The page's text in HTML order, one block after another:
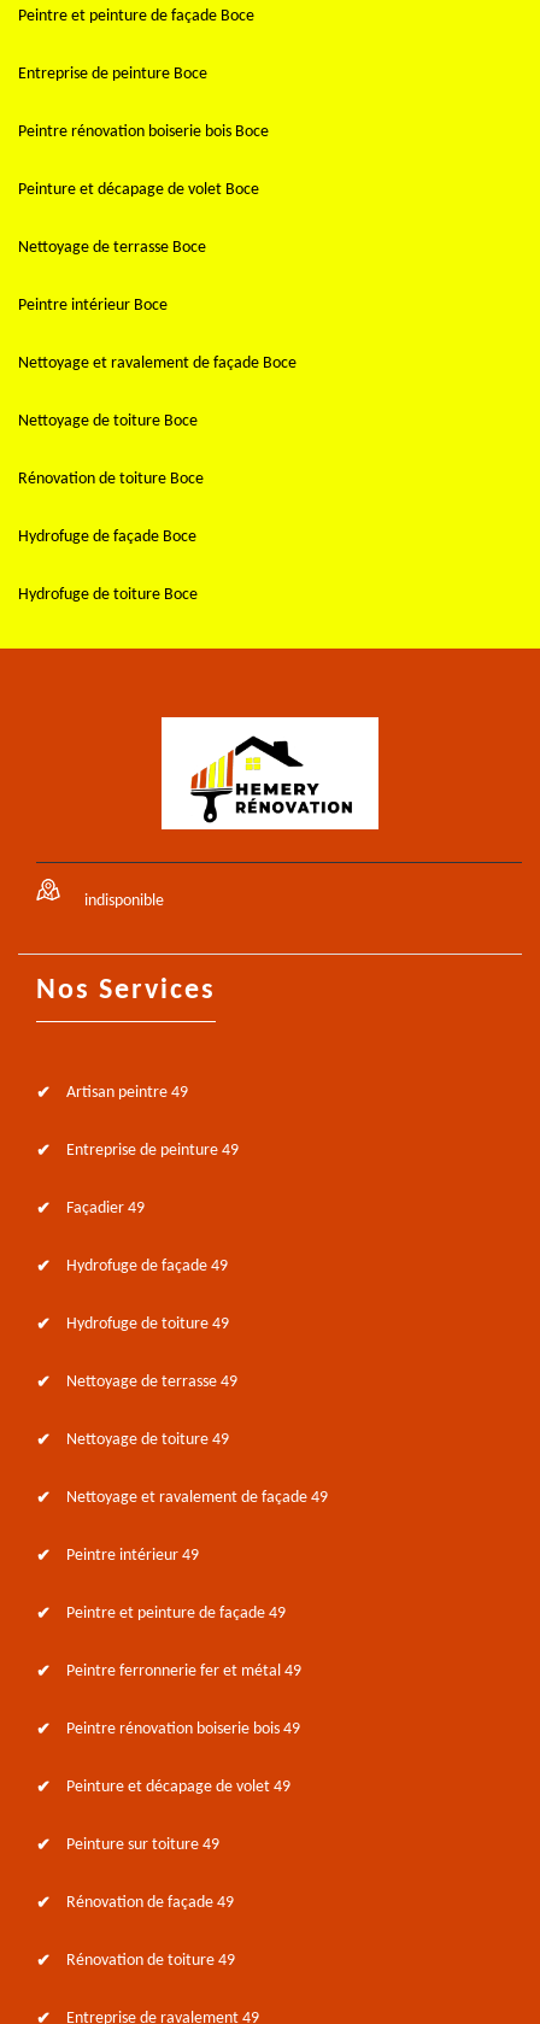
Peintre et peinture de façade Boce
Entreprise de peinture Boce
Peintre rénovation boiserie bois Boce
Peinture et décapage de volet Boce
Nettoyage de terrasse Boce
Peintre intérieur Boce
Nettoyage et ravalement de façade Boce
Nettoyage de toiture Boce
Rénovation de toiture Boce
Hydrofuge de façade Boce
Hydrofuge de toiture Boce
indisponible
Nos Services
Artisan peintre 49
Entreprise de peinture 49
Façadier 49
Hydrofuge de façade 49
Hydrofuge de toiture 49
Nettoyage de terrasse 49
Nettoyage de toiture 49
Nettoyage et ravalement de façade 49
Peintre intérieur 49
Peintre et peinture de façade 49
Peintre ferronnerie fer et métal 49
Peintre rénovation boiserie bois 49
Peinture et décapage de volet 49
Peinture sur toiture 49
Rénovation de façade 49
Rénovation de toiture 49
Entreprise de ravalement 49